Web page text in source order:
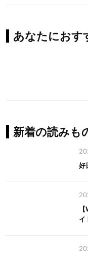
あなたにおす
新着の読みも
好
イ